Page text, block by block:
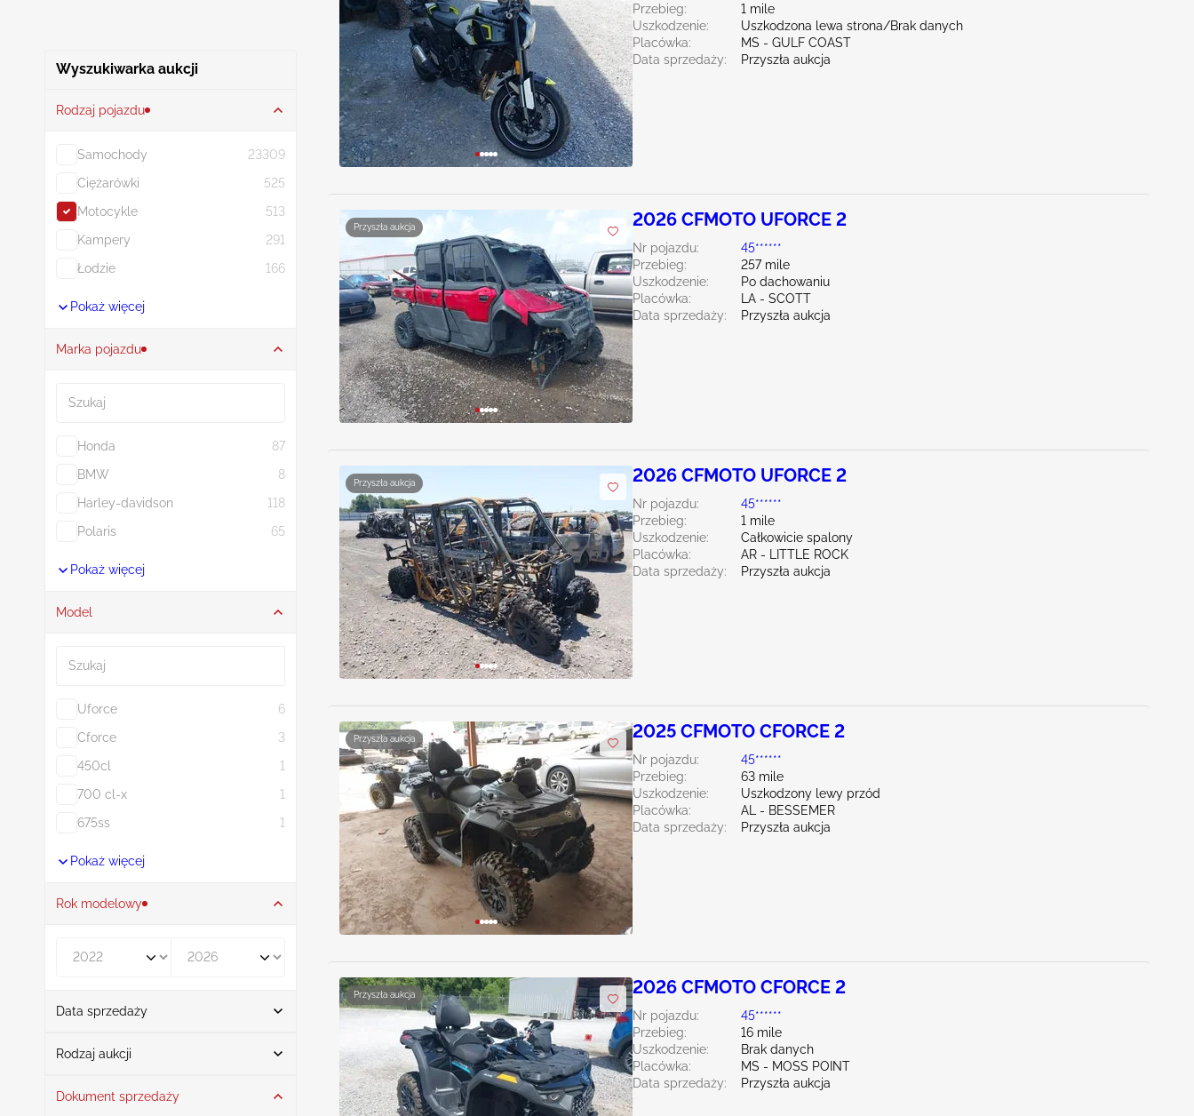
Wyszukiwarka aukcji
Rodzaj pojazdu
Samochody
23309
Ciężarówki
525
Motocykle
513
Kampery
291
Łodzie
166
Pokaż więcej
Marka pojazdu
Honda
87
BMW
8
Harley-davidson
118
Polaris
65
Pokaż więcej
Model
Uforce
6
Cforce
3
450cl
1
700 cl-x
1
675ss
1
Pokaż więcej
Rok modelowy
Data sprzedaży
Od
Rodzaj aukcji
Licytacja 13
Dokument sprzedaży
Przebieg:
1 mile
Uszkodzenie:
Uszkodzona lewa strona/Brak danych
Placówka:
MS - GULF COAST
Data sprzedaży:
Przyszła aukcja
Przyszła aukcja 2026 CFMOTO UFORCE 2
Nr pojazdu:
45******
Przebieg:
257 mile
Uszkodzenie:
Po dachowaniu
Placówka:
LA - SCOTT
Data sprzedaży:
Przyszła aukcja
Przyszła aukcja 2026 CFMOTO UFORCE 2
Nr pojazdu:
45******
Przebieg:
1 mile
Uszkodzenie:
Całkowicie spalony
Placówka:
AR - LITTLE ROCK
Data sprzedaży:
Przyszła aukcja
Przyszła aukcja 2025 CFMOTO CFORCE 2
Nr pojazdu:
45******
Przebieg:
63 mile
Uszkodzenie:
Uszkodzony lewy przód
Placówka:
AL - BESSEMER
Data sprzedaży:
Przyszła aukcja
Przyszła aukcja 2026 CFMOTO CFORCE 2
Nr pojazdu:
45******
Przebieg:
16 mile
Uszkodzenie:
Brak danych
Placówka:
MS - MOSS POINT
Data sprzedaży:
Przyszła aukcja